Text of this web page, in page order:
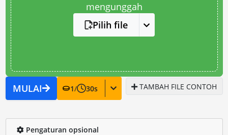
mengunggah
Pilih file
MULAI 1/ 30s TAMBAH FILE CONTOH
Pengaturan opsional